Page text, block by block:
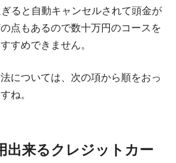
ると自動キャンセルされて頭金が
点もあるので数十万円のコースを
すめできません。
については、次の項から順をおっ
ね。
出来るクレジットカー